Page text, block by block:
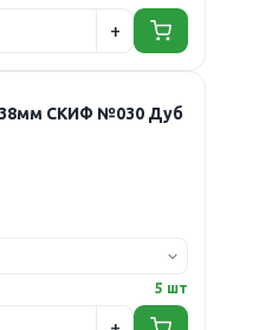
СКИФ №030 Дуб
5 шт